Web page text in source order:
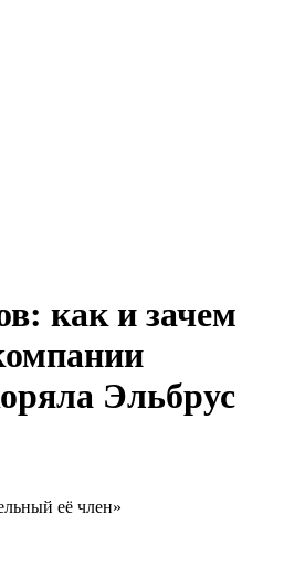
как и зачем
Эльбрус
её член»